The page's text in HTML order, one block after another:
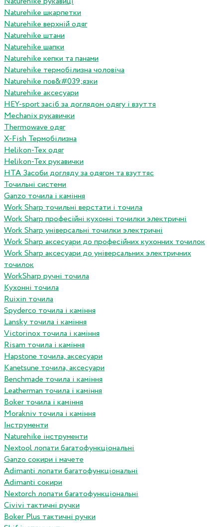
Naturehike шкарпетки
Naturehike верхній одяг
Naturehike штани
Naturehike шапки
Naturehike кепки та панами
Naturehike термобілизна чоловіча
Naturehike пов&#039;язки
Naturehike аксесуари
HEY-sport засіб за доглядом одягу і взуття
Mechanix рукавички
Thermowave одяг
X-Fish Термобілизна
Helikon-Tex одяг
Helikon-Tex рукавички
HTA Засоби догляду за одягом та взуттяс
Точильні системи
Ganzo точила і каміння
Work Sharp точильні верстати і точила
Work Sharp професiйнi кухоннi точилки электричнi
Work Sharp унiверсальнi точилки электричнi
Work Sharp аксесуари до професiйних кухонних точилок
Work Sharp аксесуари до унiверсальних электричних
точилок
WorkSharp ручні точила
Кухонні точила
Ruixin точила
Spyderco точила і каміння
Lansky точила і каміння
Victorinox точила і каміння
Risam точила і каміння
Hapstone точила, аксесуари
Kanetsune точила, аксесуари
Benchmade точила і каміння
Leatherman точила і каміння
Boker точила і каміння
Morakniv точила і каміння
Інструменти
Naturehike інструменти
Nextool лопати багатофункціональні
Ganzo сокири і мачете
Adimanti лопати багатофункціональні
Adimanti сокири
Nextorch лопати багатофункціональні
Сivivi тактичні ручки
Boker Plus тактичні ручки